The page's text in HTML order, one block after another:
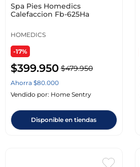
Spa Pies Homedics
Calefaccion Fb-625Ha
HOMEDICS
-17%
$399.950 $479.950
Ahorra $80.000
Vendido por: Home Sentry
Disponible en tiendas